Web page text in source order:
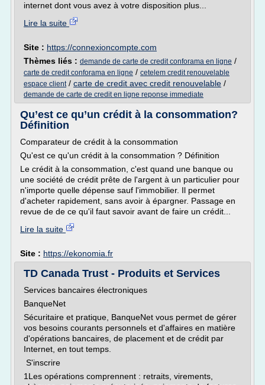
internet dont vous avez à votre disposition plus...
Lire la suite
Site : https://connexioncompte.com
Thèmes liés : demande de carte de credit conforama en ligne /
carte de credit conforama en ligne / cetelem credit renouvelable
espace client/ carte de credit avec credit renouvelable /
demande de carte de credit en ligne reponse immediate
Qu’est ce qu’un crédit à la consommation?
Définition
Comparateur de crédit à la consommation
Qu'est ce qu'un crédit à la consommation ? Définition
Le crédit à la consommation, c'est quand une banque ou
une société de crédit prête de l'argent à un particulier pour
n'importe quelle dépense sauf l'immobilier. Il permet
d'acheter rapidement, sans avoir à épargner. Passage en
revue de de ce qu'il faut savoir avant de faire un crédit...
Lire la suite
Site : https://ekonomia.fr
TD Canada Trust - Produits et Services
Services bancaires électroniques
BanqueNet
Sécuritaire et pratique, BanqueNet vous permet de gérer
vos besoins courants personnels et d'affaires en matière
d'opérations bancaires, de placement et de crédit par
Internet, en tout temps.
S'inscrire
1Les opérations comprennent : retraits, virements,